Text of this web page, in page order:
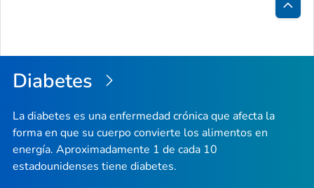
la
Diabetes
La diabetes es una enfermedad crónica que afecta la
forma en que su cuerpo convierte los alimentos en
energía. Aproximadamente 1 de cada 10
estadounidenses tiene diabetes.